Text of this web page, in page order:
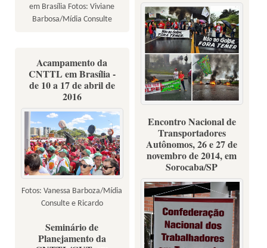
em Brasília Fotos: Viviane
Barbosa/Mídia Consulte
Trabalhadores em transportes
na defesa da democracia e
contra a retirada de direitos
Acampamento da
CNTTL em Brasília -
de 10 a 17 de abril de
2016
Fotos: Vanessa Barboza/Mídia
Consulte e Ricardo
Encontro Nacional de
Transportadores
Autônomos, 26 e 27 de
novembro de 2014, em
Sorocaba/SP
Seminário de
Planejamento da